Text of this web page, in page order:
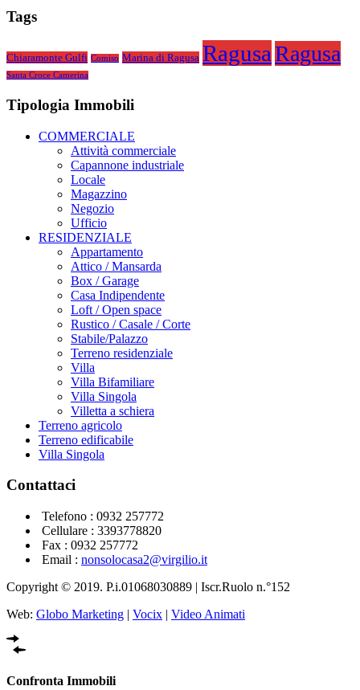
Tags
Chiaramonte Gulfi Comiso Marina di Ragusa RagusaRagusa
Santa Croce Camerina
Tipologia Immobili
COMMERCIALE
Attività commerciale
Capannone industriale
Locale
Magazzino
Negozio
Ufficio
RESIDENZIALE
Appartamento
Attico / Mansarda
Box / Garage
Casa Indipendente
Loft / Open space
Rustico / Casale / Corte
Stabile/Palazzo
Terreno residenziale
Villa
Villa Bifamiliare
Villa Singola
Villetta a schiera
Terreno agricolo
Terreno edificabile
Villa Singola
Contattaci
Telefono : 0932 257772
Cellulare : 3393778820
Fax : 0932 257772
Email : nonsolocasa2@virgilio.it
Copyright © 2019. P.i.01068030889 | Iscr.Ruolo n.°152
Web: Globo Marketing | Vocix | Video Animati
Confronta Immobili